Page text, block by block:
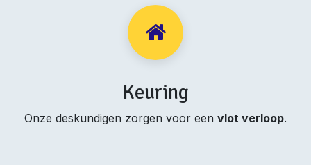
Keuring
Onze deskundigen zorgen voor een vlot verloop.